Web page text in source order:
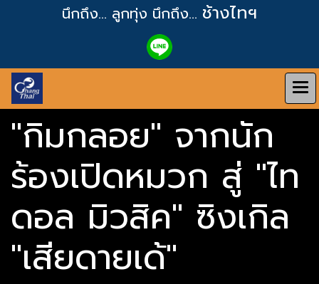
นึกถึง... ลูกทุ่ง นึกถึง... ช้างไทฯ
"กิมกลอย" จากนัก
ร้องเปิดหมวก สู่ "ไท
ดอล มิวสิค" ซิงเกิล
"เสียดายเด้"